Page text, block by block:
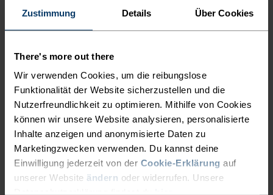
Zustimmung Details Über Cookies
There's more out there
Wir verwenden Cookies, um die reibungslose
Funktionalität der Website sicherzustellen und die
Nutzerfreundlichkeit zu optimieren. Mithilfe von Cookies
können wir unsere Website analysieren, personalisierte
Inhalte anzeigen und anonymisierte Daten zu
Marketingzwecken verwenden. Du kannst deine
Einwilligung jederzeit von der Cookie-Erklärung auf
unserer Website ändern oder widerrufen. Unsere
Ausdrucksstarker Look für zuverlässigen
Sonnenschutz bei Läufen und Wanderungen.
DETAILS, DIE DEN
UNTERSCHIED MACHEN
Accessoires für unvergessliche Abenteuer.